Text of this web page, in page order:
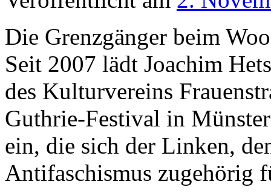
Die Grenzgänger beim
Seit 2007 lädt Joachim
des Kulturvereins
Guthrie-Festival in
ein, die sich der Linken,
Antifaschismus